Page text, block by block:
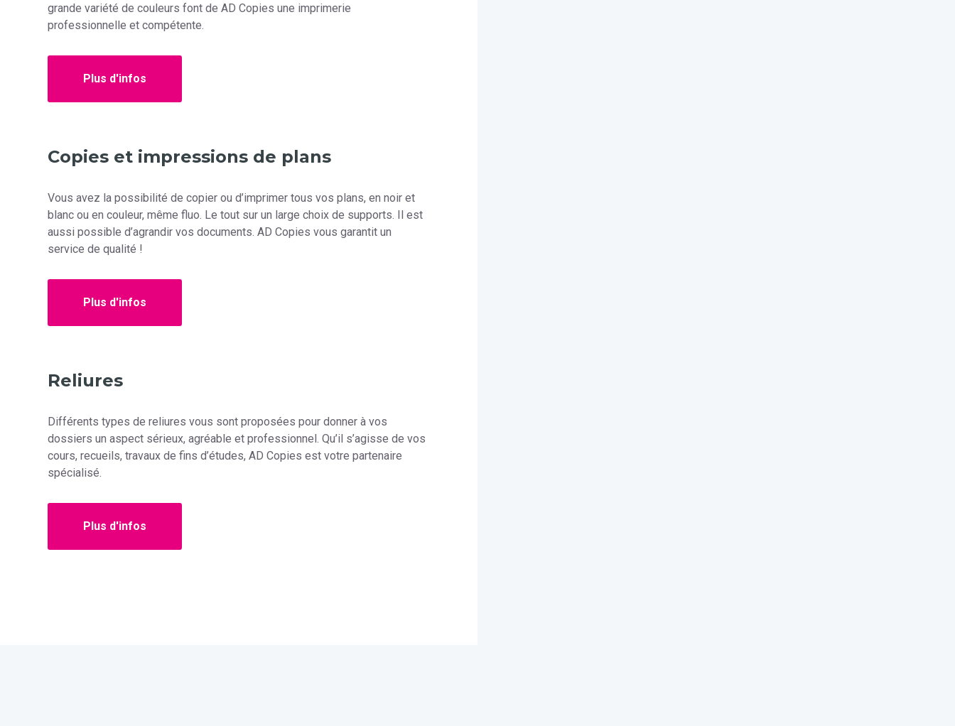
grande variété de couleurs font de AD Copies une imprimerie
professionnelle et compétente.
Plus d'infos
Copies et impressions de plans
Vous avez la possibilité de copier ou d’imprimer tous vos plans, en noir et
blanc ou en couleur, même fluo. Le tout sur un large choix de supports. Il est
aussi possible d’agrandir vos documents. AD Copies vous garantit un
service de qualité !
Plus d'infos
Reliures
Différents types de reliures vous sont proposées pour donner à vos
dossiers un aspect sérieux, agréable et professionnel. Qu’il s’agisse de vos
cours, recueils, travaux de fins d’études, AD Copies est votre partenaire
spécialisé.
Plus d'infos